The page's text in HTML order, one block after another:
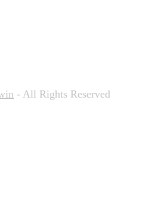
- All Rights Reserved